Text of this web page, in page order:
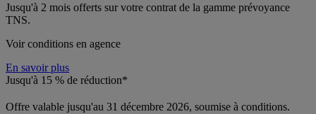
Jusqu'à 2 mois offerts sur votre contrat de la gamme prévoyance
TNS.
Voir conditions en agence
En savoir plus
Jusqu'à 15 % de réduction*
Offre valable jusqu'au 31 décembre 2026, soumise à conditions.